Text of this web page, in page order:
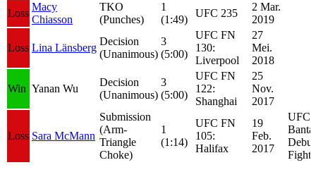
Loss
Macy
Chiasson
TKO
(Punches)
1
(1:49)
UFC 235
2 Mar.
2019
Loss Lina Länsberg
Decision
(Unanimous)
3
(5:00)
UFC FN
130:
Liverpool
27
Mei.
2018
Win Yanan Wu
Decision
(Unanimous)
3
(5:00)
UFC FN
122:
Shanghai
25
Nov.
2017
Loss Sara McMann
Submission
(Arm-
Triangle
Choke)
1
(1:14)
UFC FN
105:
Halifax
19
Feb.
2017
UFC
Fight